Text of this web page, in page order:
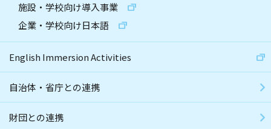
施設・学校向け導入事業
企業・学校向け日本語
English Immersion Activities
自治体・省庁との連携
財団との連携